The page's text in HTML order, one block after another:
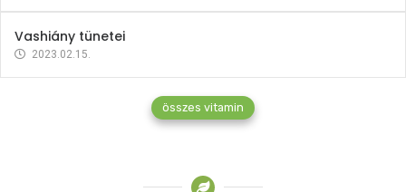
Vashiány tünetei
2023.02.15.
összes vitamin